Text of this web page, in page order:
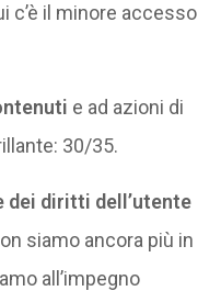
c’è il minore accesso
e ad azioni di
30/35.
dei diritti dell’utente
siamo ancora più in
all’impegno